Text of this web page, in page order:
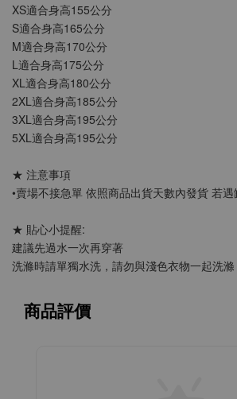
XS適合身高155公分
S適合身高165公分
M適合身高170公分
L適合身高175公分
XL適合身高180公分
2XL適合身高185公分
3XL適合身高195公分
5XL適合身高195公分
★ 注意事項
•賣場不接急單 依照商品出貨天數內發貨 若
★ 貼心小提醒:
建議先過水一次再穿著
洗滌時請單獨水洗，請勿與淺色衣物一起洗滌
商品評價